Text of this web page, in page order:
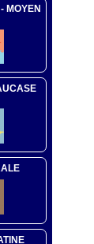
MOYEN